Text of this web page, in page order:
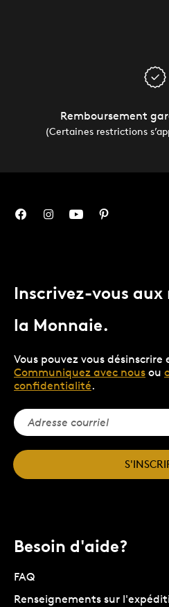
Remboursement
(Certaines restrictions
Inscrivez-vous aux
la Monnaie.
Vous pouvez vous
Communiquez avec nous ou
confidentialité.
Besoin d'aide?
FAQ
Renseignements sur